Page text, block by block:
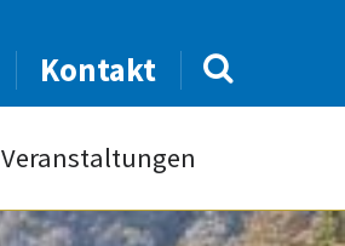
Kontakt
Veranstaltungen